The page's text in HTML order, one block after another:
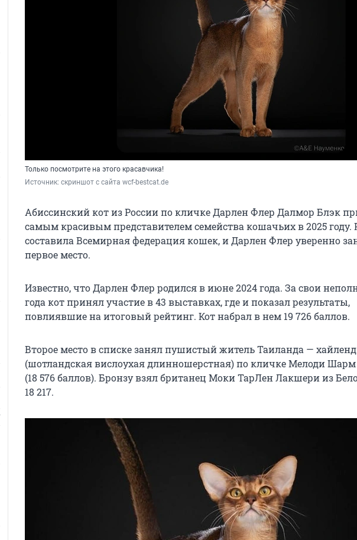
Только посмотрите на этого красавчика!
Источник: скриншот с сайта wcf-bestcat.de
Абиссинский кот из России по кличке Дарлен Флер Далмор Блэк
самым красивым представителем семейства кошачьих в 2025 году.
составила Всемирная федерация кошек, и Дарлен Флер уверенно
первое место.
Известно, что Дарлен Флер родился в июне 2024 года. За свои
года кот принял участие в 43 выставках, где и показал результаты,
повлиявшие на итоговый рейтинг. Кот набрал в нем 19 726 баллов.
Второе место в списке занял пушистый житель Таиланда —
(шотландская вислоухая длинношерстная) по кличке Мелоди
(18 576 баллов). Бронзу взял британец Моки ТарЛен Лакшери из
18 217.